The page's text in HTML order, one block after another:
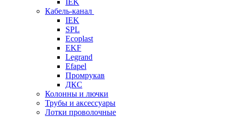
IEK
Кабель-канал
IEK
SPL
Ecoplast
EKF
Legrand
Efapel
Промрукав
ДКС
Колонны и лючки
Трубы и аксессуары
Лотки проволочные